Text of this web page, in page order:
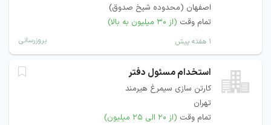
اصفهان (محدوده شیخ صدوق)
تمام وقت (از ۳۰ میلیون به بالا)
۱ هفته پیش بروزرسانی
استخدام مسئول دفتر
کارتن سازی سیمرغ هیرمند
تهران
تمام وقت (از ۲۰ الی ۲۵ میلیون)